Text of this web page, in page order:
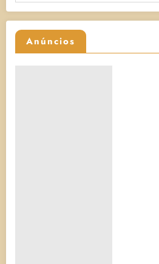
Anúncios